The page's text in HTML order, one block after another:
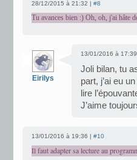
28/12/2015 à 21:32 | #8
Tu avances bien :) Oh, oh, j'ai hâte
Eirilys
13/01/2016 à
Joli bilan, tu
part, j’ai eu
lire
J’aime
13/01/2016 à 19:36 | #10
Il faut adapter sa lecture au